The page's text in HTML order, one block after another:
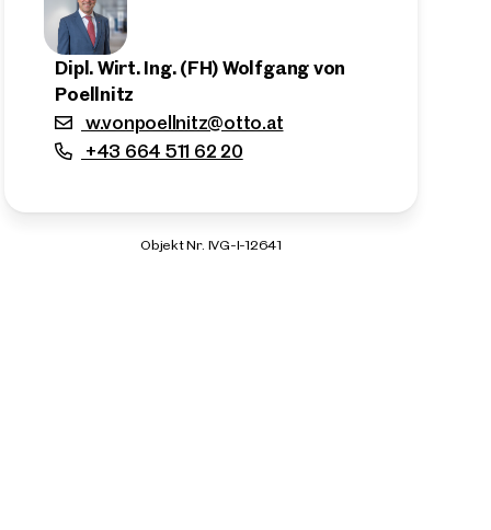
Dipl. Wirt. Ing. (FH) Wolfgang von
Poellnitz
w.vonpoellnitz@otto.at
+43 664 511 62 20
Objekt Nr. IVG-I-12641